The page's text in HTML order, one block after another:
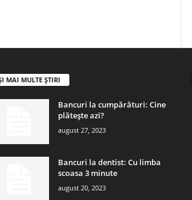
MAI MULTE ȘTIRI
Bancuri la cumpărături: Cine
plătește azi?
august 27, 2023
Bancuri la dentist: Cu limba
scoasa 3 minute
august 20, 2023